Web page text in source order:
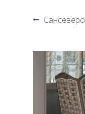
Сансеверо